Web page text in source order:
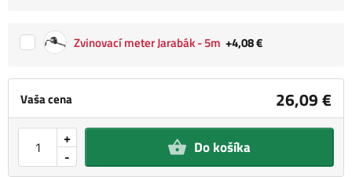
Vaša cena 26,09 €
-
+ Do košíka
Zvinovací meter Jarabák - 5m +4,08 €